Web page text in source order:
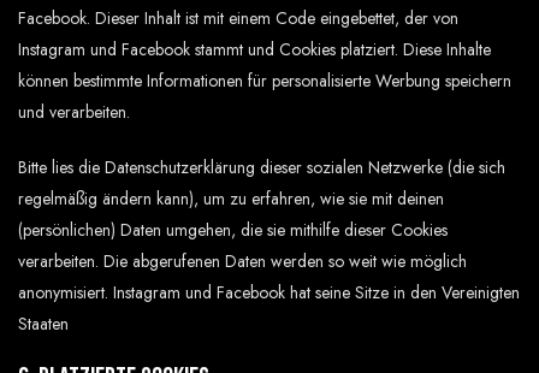
Facebook. Dieser Inhalt ist mit einem Code eingebettet, der von
Instagram und Facebook stammt und Cookies platziert. Diese Inhalte
können bestimmte Informationen für personalisierte Werbung speichern
und verarbeiten.
Bitte lies die Datenschutzerklärung dieser sozialen Netzwerke (die sich
regelmäßig ändern kann), um zu erfahren, wie sie mit deinen
(persönlichen) Daten umgehen, die sie mithilfe dieser Cookies
verarbeiten. Die abgerufenen Daten werden so weit wie möglich
anonymisiert. Instagram und Facebook hat seine Sitze in den Vereinigten
Staaten